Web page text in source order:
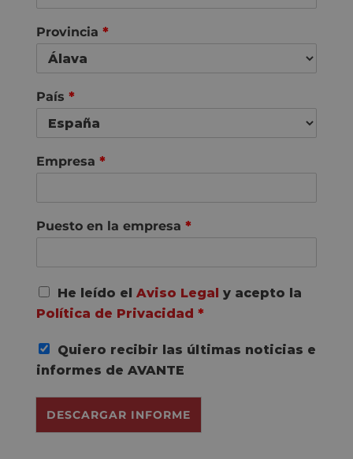
e
i
Provincia *
País *
Empresa *
Puesto en la empresa *
A
c
u
r
d
R
P
He leído el Aviso Legal y acepto la
Política de Privacidad *
Quiero recibir las últimas noticias e
informes de AVANTE
DESCARGAR INFORME